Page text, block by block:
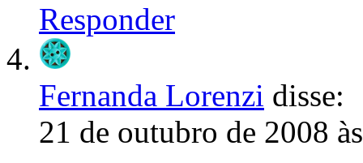
Responder
Fernanda Lorenzi disse:
21 de outubro de 2008